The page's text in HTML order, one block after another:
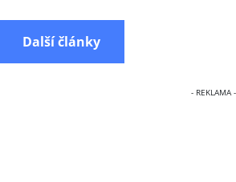
Další články